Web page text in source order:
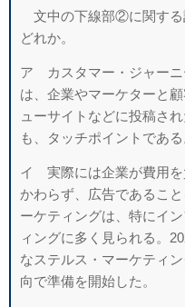
文中の下線部②に関する
どれか。
ア カスタマー・ジャーニ
は、企業やマーケターと
ューサイトなどに投稿さ
も、タッチポイントである
イ 実際には企業が費用を
かわらず、広告であるこ
ーケティングは、特にイ
ィングに多く見られる。
なステルス・マーケティ
向で準備を開始した。